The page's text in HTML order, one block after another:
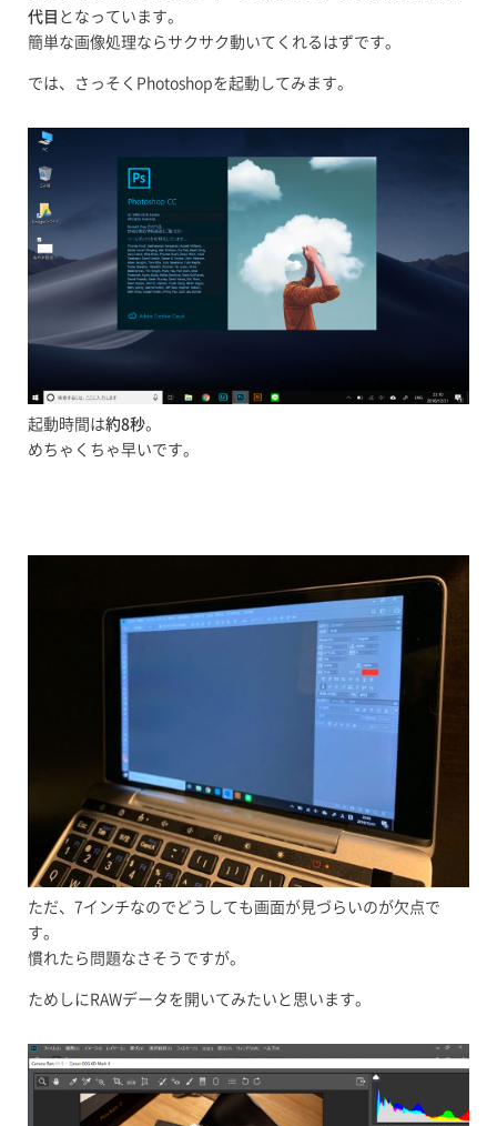
代目 となっています。
簡単な画像処理ならサクサク動いてくれるはずです。
では、さっそくPhotoshopを起動してみます。
起動時間は約8秒。
めちゃくちゃ早いです。
ただ、7インチなのでどうしても画面が見づらいのが欠点で
す。
慣れたら問題なさそうですが。
ためしにRAWデータを開いてみたいと思います。